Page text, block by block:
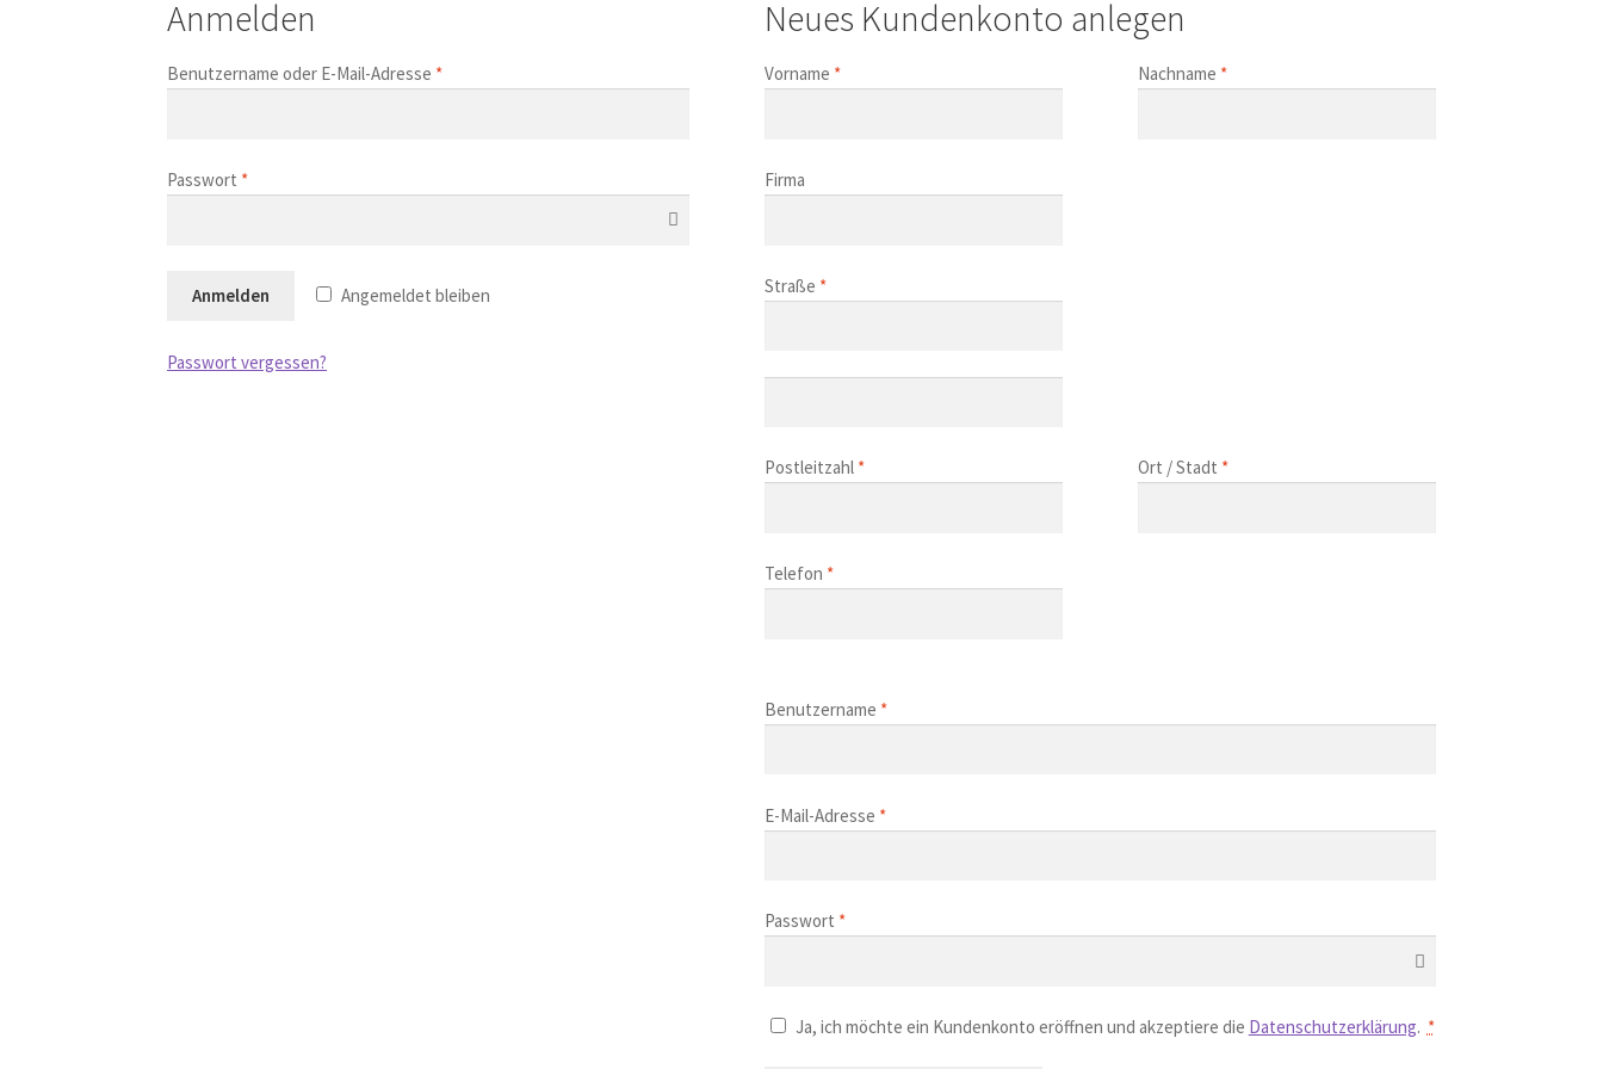
Anmelden
Benutzername oder E-Mail-Adresse *
Passwort *
Anmelden Angemeldet bleiben
Passwort vergessen?
Neues Kundenkonto anlegen
Vorname * Nachname *
Firma
Straße *
Postleitzahl * Ort / Stadt *
Telefon *
Benutzername *
E-Mail-Adresse *
Passwort *
Ja, ich möchte ein Kundenkonto eröffnen und akzeptiere die Datenschutzerklärung. *